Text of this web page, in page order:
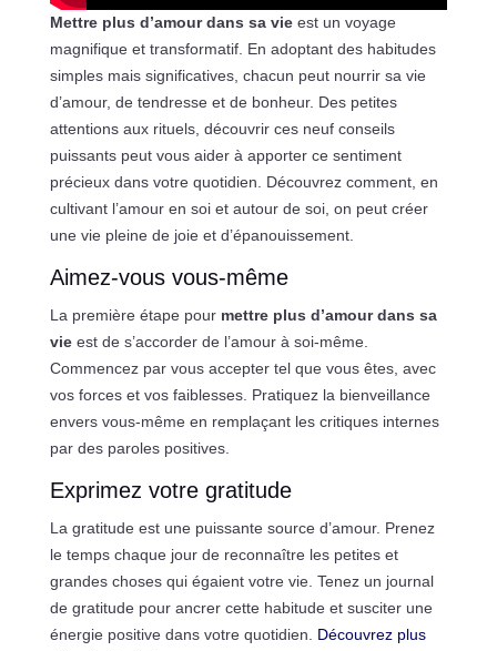
Mettre plus d’amour dans sa vieest un voyage
magnifique et transformatif. En adoptant des habitudes
simples mais significatives, chacun peut nourrir sa vie
d’amour, de tendresse et de bonheur. Des petites
attentions aux rituels, découvrir ces neuf conseils
puissants peut vous aider à apporter ce sentiment
précieux dans votre quotidien. Découvrez comment, en
cultivant l’amour en soi et autour de soi, on peut créer
une vie pleine de joie et d’épanouissement.
Aimez-vous vous-même
La première étape pour mettre plus d’amour dans sa
vieest de s’accorder de l’amour à soi-même.
Commencez par vous accepter tel que vous êtes, avec
vos forces et vos faiblesses. Pratiquez la bienveillance
envers vous-même en remplaçant les critiques internes
par des paroles positives.
Exprimez votre gratitude
La gratitude est une puissante source d’amour. Prenez
le temps chaque jour de reconnaître les petites et
grandes choses qui égaient votre vie. Tenez un journal
de gratitude pour ancrer cette habitude et susciter une
énergie positive dans votre quotidien. Découvrez plus